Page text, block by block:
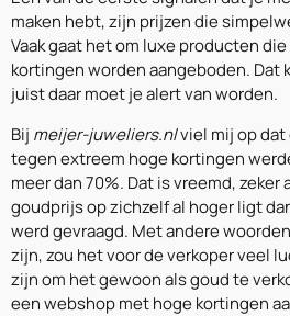
maken hebt, zijn prijzen die
Vaak gaat het om luxe producten
kortingen worden aangeboden. Dat
juist daar moet je alert van worden.
Bij meijer-juweliers.nlviel mij op dat
tegen extreem hoge kortingen
meer dan 70%. Dat is vreemd,
goudprijs op zichzelf al hoger ligt
werd gevraagd. Met andere
zijn, zou het voor de verkoper veel
zijn om het gewoon als goud te
een webshop met hoge kortingen